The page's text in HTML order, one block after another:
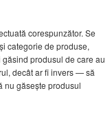
corespunzător. Se
categorie de produse,
produsul de care au
decât ar fi invers — să
nu găsește produsul